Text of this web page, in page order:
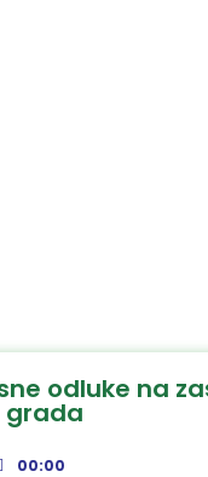
odluke na
grada
00:00